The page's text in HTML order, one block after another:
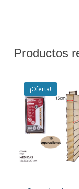
Productos
¡Oferta!